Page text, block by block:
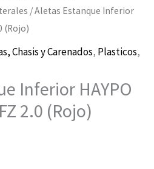
/ Aletas Estanque Inferior
(Rojo)
Chasis y Carenados, Plasticos,
Inferior HAYPO
2.0 (Rojo)